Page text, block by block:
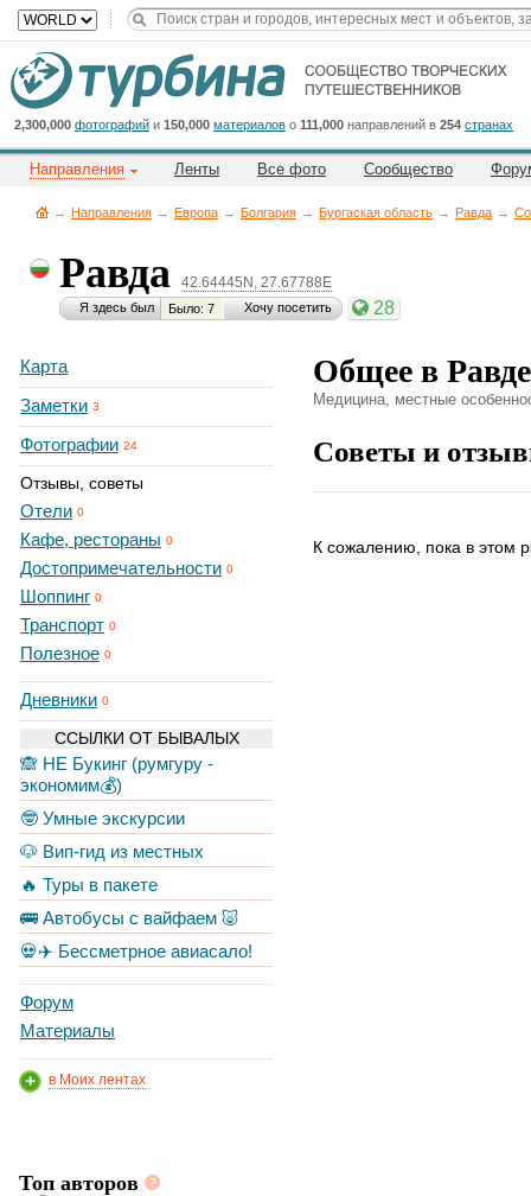
2,300,000 фотографий и 150,000 материалов о 111,000 направлений в 254 странах
Направления Ленты Все фото Сообщество
→ Направления → Европа → Болгария → Бургаская область → Равда →
Равда 42.64445N, 27.67788E
Я здесь был Было: 7 Хочу посетить 28
Карта
Заметки 3
Фотографии 24
Отзывы, советы
Отели 0
Кафе, рестораны 0
Достопримечательности 0
Шоппинг 0
Транспорт 0
Полезное 0
Дневники 0
ССЫЛКИ ОТ БЫВАЛЫХ
🙈 НЕ Букинг (румгуру -
экономим💰)
🤓 Умные экскурсии
🐶 Вип-гид из местных
🔥 Туры в пакете
🚌 Автобусы с вайфаем 🐷
💀✈️ Бессметрное авиасало!
Форум
Материалы
в Моих лентах
Топ авторов
Общее в Равде
Медицина, местные
Советы и
К сожалению, пока в этом
Cейчас
на
сайте:
Title
Button